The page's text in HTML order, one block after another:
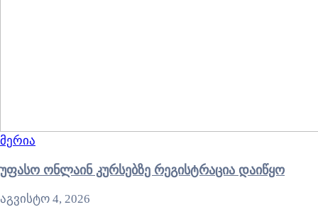
მერია
უფასო ონლაინ კურსებზე რეგისტრაცია დაიწყო
აგვისტო 4, 2026